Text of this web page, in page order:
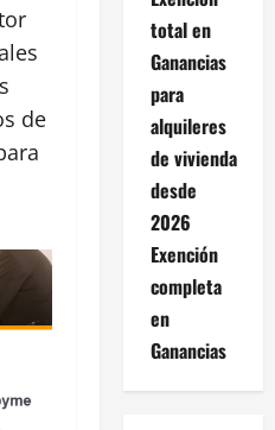
de
total en
Ganancias
para
alquileres
de vivienda
desde
2026
Exención
completa
en
Ganancias